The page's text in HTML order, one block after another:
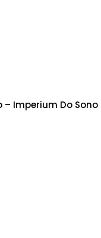
– Imperium Do